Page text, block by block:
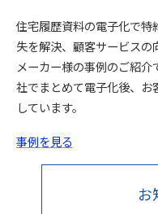
住宅履歴資料の電子化で
失を解決、顧客サービス
メーカー様の事例のご紹
社でまとめて電子化後、
しています。
事例を見る
お